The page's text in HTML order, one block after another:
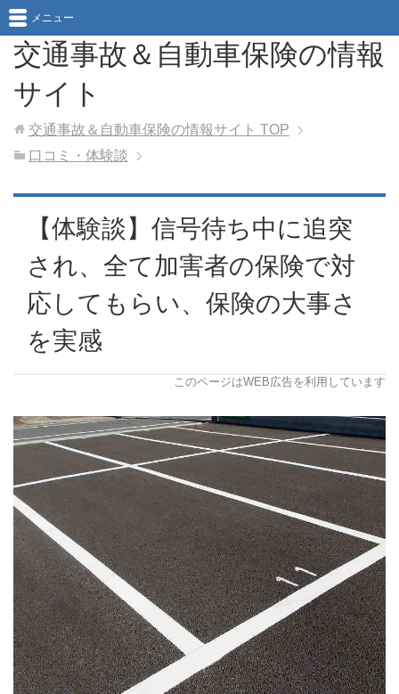
交通事故＆自動車保険の情報
サイト
メニュー
交通事故＆自動車保険の情報サイト TOP
口コミ・体験談
【体験談】信号待ち中に追突
され、全て加害者の保険で対
応してもらい、保険の大事さ
を実感
このページはWEB広告を利用しています